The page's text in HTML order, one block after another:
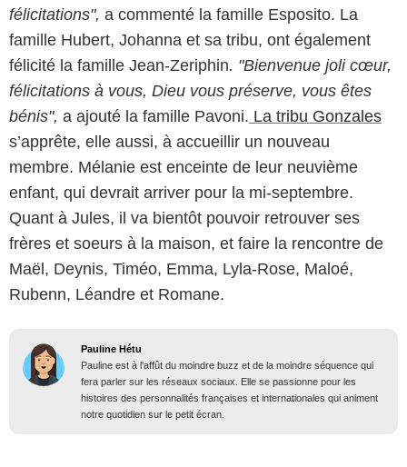
félicitations", a commenté la famille Esposito. La
famille Hubert, Johanna et sa tribu, ont également
félicité la famille Jean-Zeriphin. "Bienvenue joli cœur,
félicitations à vous, Dieu vous préserve, vous êtes
bénis", a ajouté la famille Pavoni. La tribu Gonzales
s’apprête, elle aussi, à accueillir un nouveau
membre. Mélanie est enceinte de leur neuvième
enfant, qui devrait arriver pour la mi-septembre.
Quant à Jules, il va bientôt pouvoir retrouver ses
frères et soeurs à la maison, et faire la rencontre de
Maël, Deynis, Timéo, Emma, Lyla-Rose, Maloé,
Rubenn, Léandre et Romane.
Pauline Hétu
Pauline est à l'affût du moindre buzz et de la moindre séquence qui
fera parler sur les réseaux sociaux. Elle se passionne pour les
histoires des personnalités françaises et internationales qui animent
notre quotidien sur le petit écran.